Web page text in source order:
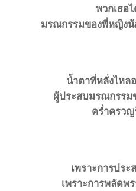
พวกเธอ
มรณกรรมของพี่หญิง
น้ำตาที่หลั่งไหล
ผู้ประสบมรณกรร
ครํ่าครวญ
เพราะการปร
เพราะการพลัดพ